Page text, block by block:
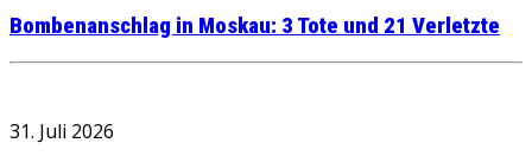
Bombenanschlag in Moskau: 3 Tote und 21 Verletzte
31. Juli 2026